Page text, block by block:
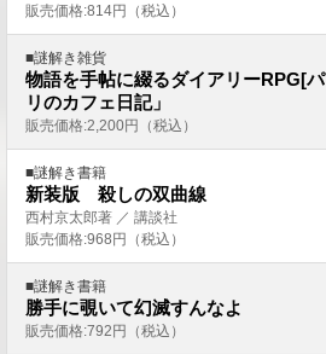
販売価格:814円（税込）
■謎解き雑貨
物語を手帖に綴るダイアリーRPG[パ
リのカフェ日記」
販売価格:2,200円（税込）
■謎解き書籍
新装版 殺しの双曲線
西村京太郎著 ／ 講談社
販売価格:968円（税込）
■謎解き書籍
勝手に覗いて幻滅すんなよ
販売価格:792円（税込）